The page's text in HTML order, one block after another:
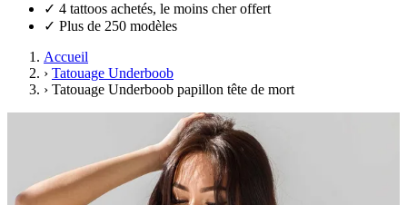
✓ 4 tattoos achetés, le moins cher offert
✓ Plus de 250 modèles
Accueil
› Tatouage Underboob
› Tatouage Underboob papillon tête de mort